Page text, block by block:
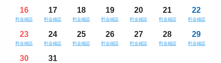
16
料金確認
17
料金確認
18
料金確認
19
料金確認
20
料金確認
21
料金確認
22
料金確認
23
料金確認
24
料金確認
25
料金確認
26
料金確認
27
料金確認
28
料金確認
29
料金確認
30 31